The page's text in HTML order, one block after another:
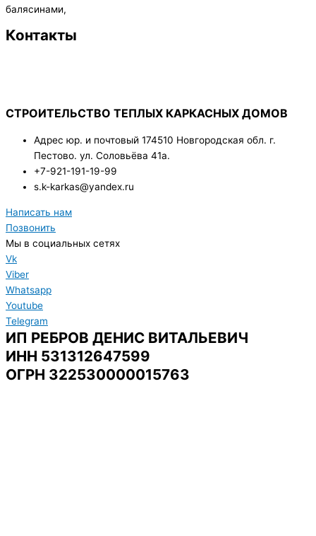
балясинами,
Контакты
СТРОИТЕЛЬСТВО ТЕПЛЫХ КАРКАСНЫХ ДОМОВ
Адрес юр. и почтовый 174510 Новгородская обл. г.
Пестово. ул. Соловьёва 41а.
+7-921-191-19-99
s.k-karkas@yandex.ru
Написать нам
Позвонить
Мы в социальных сетях
Vk
Viber
Whatsapp
Youtube
Telegram
ИП РЕБРОВ ДЕНИС ВИТАЛЬЕВИЧ
ИНН 531312647599
ОГРН 322530000015763